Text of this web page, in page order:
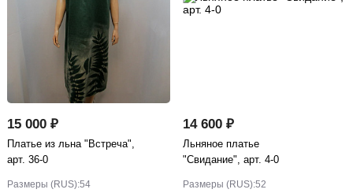
15 000 ₽
Платье из льна "Встреча",
арт. 36-0
Размеры (RUS):54
14 600 ₽
Льняное платье
"Свидание", арт. 4-0
Размеры (RUS):52